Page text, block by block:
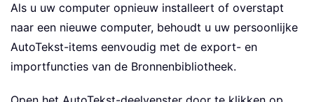
Als u uw computer opnieuw installeert of overstapt
naar een nieuwe computer, behoudt u uw persoonlijke
AutoTekst-items eenvoudig met de export- en
importfuncties van de Bronnenbibliotheek.